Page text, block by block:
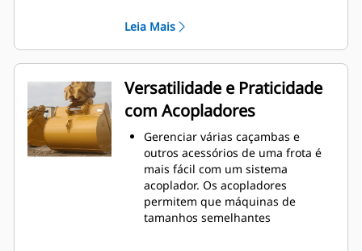
laterais da caçamba mantêm a
alta resistência, especialmente em
áreas que se desgastam muito
Proteja as áreas de grande
desgaste da caçamba que têm
maior contato com os materiais
com as Ferramentas de Penetração
no Solo (GET, Ground Engaging
Tools) Cat
Obtenha maior produção em
aplicações complexas, penetração
mais fácil em pilhas e tempos de
ciclo mais rápidos com a GET Cat
Advansys™
Leia Mais
Versatilidade e Praticidade
com Acopladores
Gerenciar várias caçambas e
outros acessórios de uma frota é
mais fácil com um sistema
acoplador. Os acopladores
permitem que máquinas de
tamanhos semelhantes